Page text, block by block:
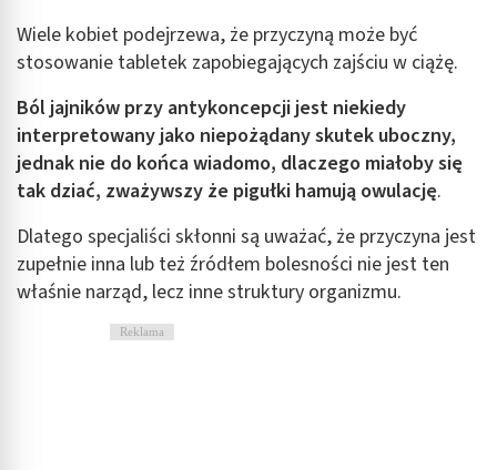
Wiele kobiet podejrzewa, że przyczyną może być
stosowanie tabletek zapobiegających zajściu w ciążę.
Ból jajników przy antykoncepcji jest niekiedy
interpretowany jako niepożądany skutek uboczny,
jednak nie do końca wiadomo, dlaczego miałoby się
tak dziać, zważywszy że pigułki hamują owulację.
Dlatego specjaliści skłonni są uważać, że przyczyna jest
zupełnie inna lub też źródłem bolesności nie jest ten
właśnie narząd, lecz inne struktury organizmu.
Reklama